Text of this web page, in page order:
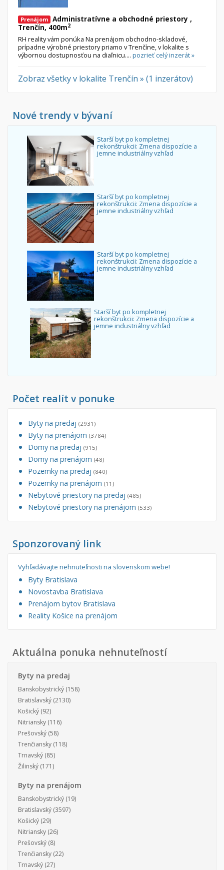
Prenájom Administratívne a obchodné priestory ,
Trenčín, 400m2
RH reality vám ponúka Na prenájom obchodno-skladové,
prípadne výrobné priestory priamo v Trenčíne, v lokalite s
výbornou dostupnosťou na diaľnicu.... pozrieť celý inzerát »
Zobraz všetky v lokalite Trenčín » (1 inzerátov)
Nové trendy v bývaní
Starší byt po kompletnej
rekonštrukcii: Zmena dispozície a
jemne industriálny vzhľad
Starší byt po kompletnej
rekonštrukcii: Zmena dispozície a
jemne industriálny vzhľad
Starší byt po kompletnej
rekonštrukcii: Zmena dispozície a
jemne industriálny vzhľad
Starší byt po kompletnej
rekonštrukcii: Zmena dispozície a
jemne industriálny vzhľad
Počet realít v ponuke
Byty na predaj (2931)
Byty na prenájom (3784)
Domy na predaj (915)
Domy na prenájom (48)
Pozemky na predaj (840)
Pozemky na prenájom (11)
Nebytové priestory na predaj (485)
Nebytové priestory na prenájom (533)
Sponzorovaný link
Vyhľadávajte nehnuteľnosti na slovenskom webe!
Byty Bratislava
Novostavba Bratislava
Prenájom bytov Bratislava
Reality Košice na prenájom
Aktuálna ponuka nehnuteľností
Byty na predaj
Banskobystrický (158)
Bratislavský (2130)
Košický (92)
Nitriansky (116)
Prešovský (58)
Trenčiansky (118)
Trnavský (85)
Žilinský (171)
Byty na prenájom
Banskobystrický (19)
Bratislavský (3597)
Košický (29)
Nitriansky (26)
Prešovský (8)
Trenčiansky (22)
Trnavský (27)